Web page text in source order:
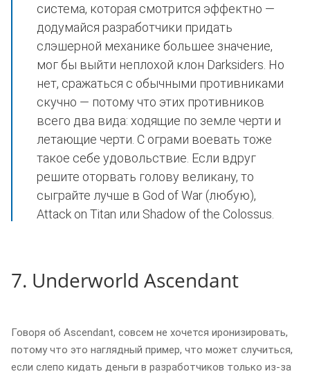
система, которая смотрится эффектно —
додумайся разработчики придать
слэшерной механике большее значение,
мог бы выйти неплохой клон Darksiders. Но
нет, сражаться с обычными противниками
скучно — потому что этих противников
всего два вида: ходящие по земле черти и
летающие черти. С ограми воевать тоже
такое себе удовольствие. Если вдруг
решите оторвать голову великану, то
сыграйте лучше в God of War (любую),
Attack on Titan или Shadow of the Colossus.
7. Underworld Ascendant
Говоря об Ascendant, совсем не хочется иронизировать,
потому что это наглядный пример, что может случиться,
если слепо кидать деньги в разработчиков только из-за